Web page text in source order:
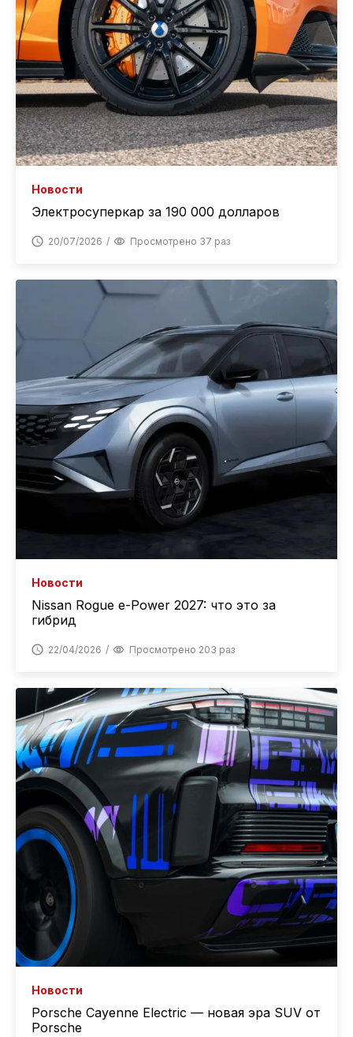
Новости
Электросуперкар за 190 000 долларов
20/07/2026 Просмотрено 37 раз
Новости
Nissan Rogue e-Power 2027: что это за
гибрид
22/04/2026 Просмотрено 203 раз
Новости
Porsche Cayenne Electric — новая эра SUV от
Porsche